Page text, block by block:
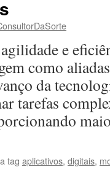
e
como
da
tarefas
tag aplicativos, digitais,